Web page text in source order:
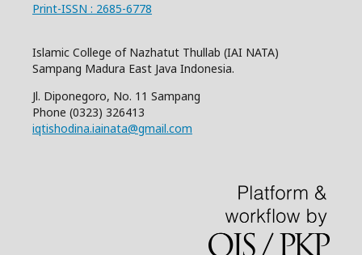
Print-ISSN : 2685-6778
Islamic College of Nazhatut Thullab (IAI NATA)
Sampang Madura East Java Indonesia.
Jl. Diponegoro, No. 11 Sampang
Phone (0323) 326413
iqtishodina.iainata@gmail.com